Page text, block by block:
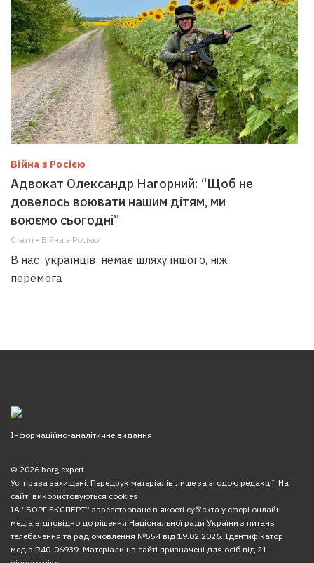
Війна з Росією
Адвокат Олександр Нагорний: “Щоб не
довелось воювати нашим дітям, ми
воюємо сьогодні”
Статті • Війна з Росією
В нас, українців, немає шляху іншого, ніж
перемога
Інформаційно-аналітичне видання
© 2026 borg.expert
Усі права захищені. Передрук матеріалів лише за згодою редакції. На
сайті використовуються cookies.
ІА “БОРГ.ЕКСПЕРТ” зареєстроване в якості суб’єкта у сфері онлайн
медіа відповідно до рішення Національної ради України з питань
телебачення та радіомовлення №554 від 19.02.2026. Ідентифікатор
медіа R40-06939. Матеріали на сайті призначені для осіб від 21-